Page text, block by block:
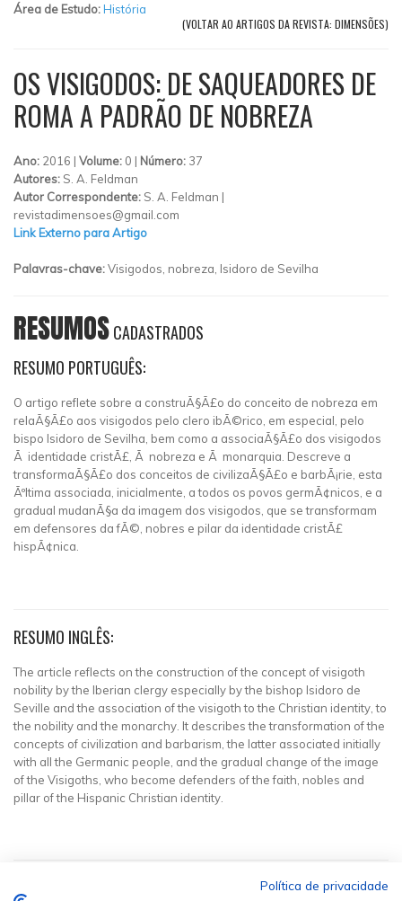
Área de Estudo:História
(VOLTAR AO ARTIGOS DA REVISTA: DIMENSÕES)
OS VISIGODOS: DE SAQUEADORES DE
ROMA A PADRÃO DE NOBREZA
Ano: 2016 | Volume: 0 | Número: 37
Autores: S. A. Feldman
Autor Correspondente: S. A. Feldman |
revistadimensoes@gmail.com
Link Externo para Artigo
Palavras-chave:Visigodos, nobreza, Isidoro de Sevilha
RESUMOSCADASTRADOS
RESUMO PORTUGUÊS:
O artigo reflete sobre a construÃ§Ã£o do conceito de nobreza em
relaÃ§Ã£o aos visigodos pelo clero ibÃ©rico, em especial, pelo
bispo Isidoro de Sevilha, bem como a associaÃ§Ã£o dos visigodos
Ã identidade cristÃ£, Ã nobreza e Ã monarquia. Descreve a
transformaÃ§Ã£o dos conceitos de civilizaÃ§Ã£o e barbÃ¡rie, esta
Ãºltima associada, inicialmente, a todos os povos germÃ¢nicos, e a
gradual mudanÃ§a da imagem dos visigodos, que se transformam
em defensores da fÃ©, nobres e pilar da identidade cristÃ£
hispÃ¢nica.
RESUMO INGLÊS:
The article reflects on the construction of the concept of visigoth
nobility by the Iberian clergy especially by the bishop Isidoro de
Seville and the association of the visigoth to the Christian identity, to
the nobility and the monarchy. It describes the transformation of the
concepts of civilization and barbarism, the latter associated initially
with all the Germanic people, and the gradual change of the image
of the Visigoths, who become defenders of the faith, nobles and
pillar of the Hispanic Christian identity.
Política de privacidade